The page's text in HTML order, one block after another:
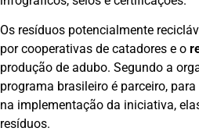
Os resíduos potencialmente
por cooperativas de catadores e o
produção de adubo. Segundo a
programa brasileiro é parceiro,
na implementação da iniciativa,
resíduos.